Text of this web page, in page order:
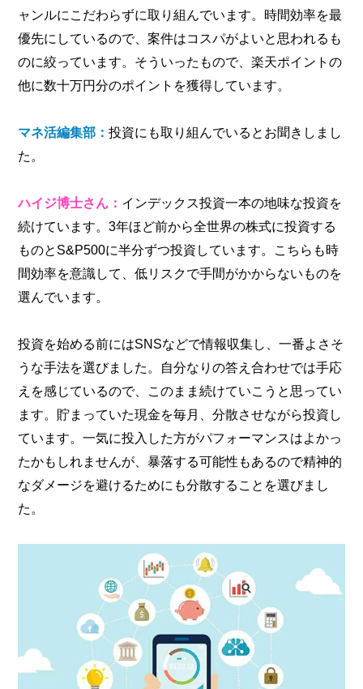
ャンルにこだわらずに取り組んでいます。時間効率を最
優先にしているので、案件はコスパがよいと思われるも
のに絞っています。そういったもので、楽天ポイントの
他に数十万円分のポイントを獲得しています。
マネ活編集部：投資にも取り組んでいるとお聞きしまし
た。
ハイジ博士さん： インデックス投資一本の地味な投資を
続けています。3年ほど前から全世界の株式に投資する
ものとS&P500に半分ずつ投資しています。こちらも時
間効率を意識して、低リスクで手間がかからないものを
選んでいます。
投資を始める前にはSNSなどで情報収集し、一番よさそ
うな手法を選びました。自分なりの答え合わせでは手応
えを感じているので、このまま続けていこうと思ってい
ます。貯まっていた現金を毎月、分散させながら投資し
ています。一気に投入した方がパフォーマンスはよかっ
たかもしれませんが、暴落する可能性もあるので精神的
なダメージを避けるためにも分散することを選びまし
た。